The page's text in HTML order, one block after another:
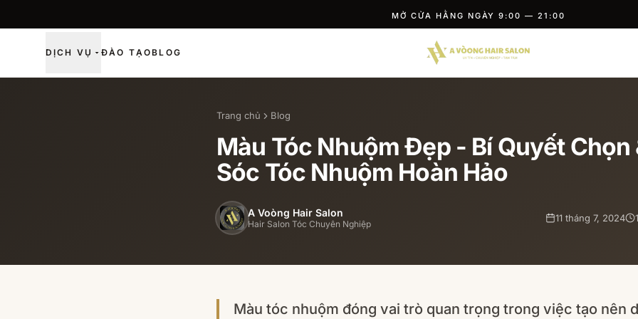
MỞ CỬA HẰNG NGÀY 9:00 — 21:00
DỊCH VỤ ĐÀO TẠOBLOG
Trang chủ Blog
Màu Tóc Nhuộm Đẹp - Bí Quyết Chọn
Sóc Tóc Nhuộm Hoàn Hảo
A Voòng Hair Salon
Hair Salon Tóc Chuyên Nghiệp
11 tháng 7, 2024
Màu tóc nhuộm đóng vai trò quan trọng trong việc tạo nên